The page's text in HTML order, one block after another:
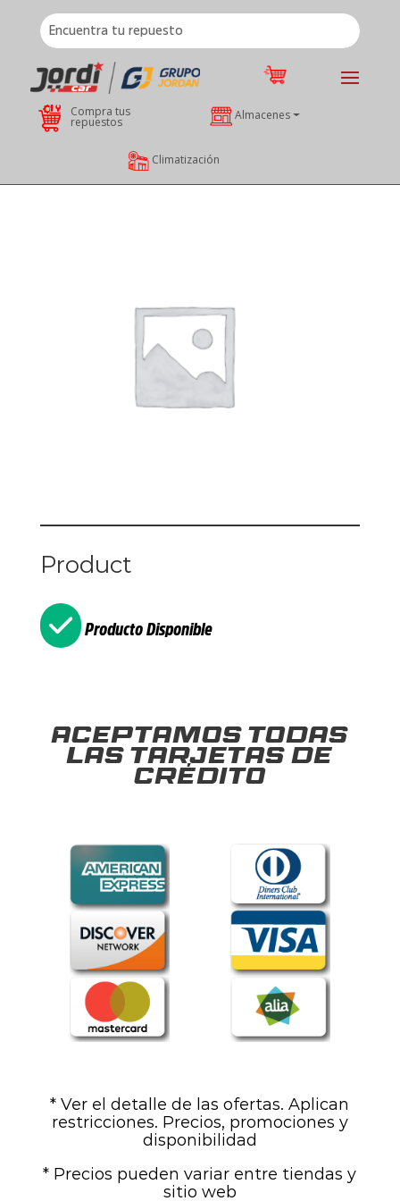
Compra tus
repuestos Almacenes
Climatización
Product
Producto Disponible
Aceptamos todas
las tarjetas de
crédito
* Ver el detalle de las ofertas. Aplican
restricciones. Precios, promociones y
disponibilidad
* Precios pueden variar entre tiendas y
sitio web